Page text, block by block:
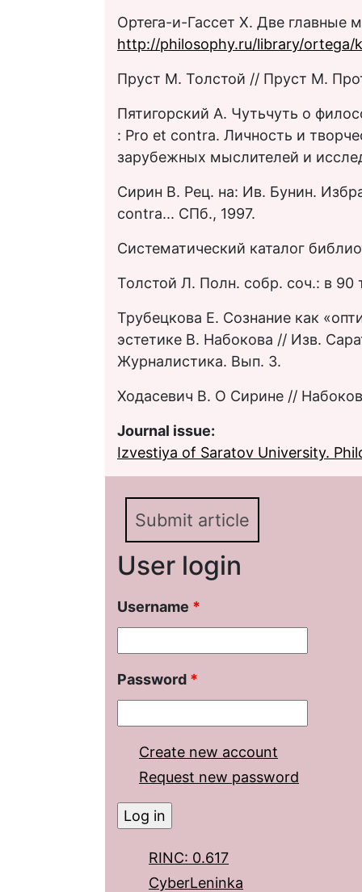
Ортега-и-Гассет Х. Две главные
http://philosophy.ru/library/ortega/
Пруст М. Толстой // Пруст М.
Пятигорский А. Чуть­чуть о
: Pro et contra. Личность и
зарубежных мыслителей и
Сирин В. Рец. на: Ив. Бунин.
contra... СПб., 1997.
Систематический каталог
Толстой Л. Полн. собр. соч.: в 90
Трубецкова Е. Сознание как
эстетике В. Набокова // Изв.
Журналистика. Вып. 3.
Ходасевич В. О Сирине //
Journal issue:
Izvestiya of Saratov University.
Submit article
User login
Username *
Password *
Create new account
Request new password
RINC: 0.617
CyberLeninka